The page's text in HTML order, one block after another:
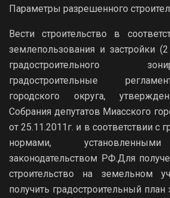
Параметры разрешенного
Вести строительство в
землепользования и застройки
градостроительного
градостроительные
городского округа,
Собрания депутатов Миасского
от 25.11.2011г. и в соответствии с
нормами,
законодательством РФ.Для
строительство на земельном
получить градостроительный план